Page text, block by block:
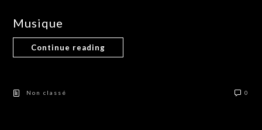
Musique
Continue reading
Non classé 0